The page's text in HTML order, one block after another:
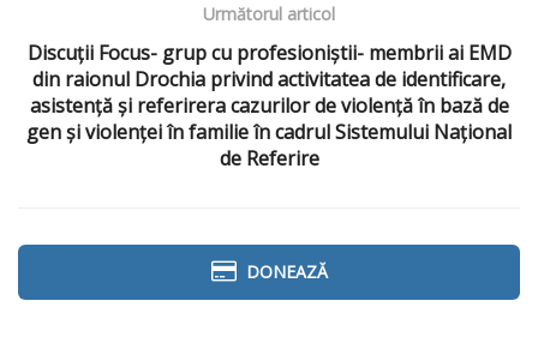
Următorul articol
Discuții Focus- grup cu profesioniștii- membrii ai EMD
din raionul Drochia privind activitatea de identificare,
asistență și referirera cazurilor de violență în bază de
gen și violenței în familie în cadrul Sistemului Național
de Referire
DONEAZĂ